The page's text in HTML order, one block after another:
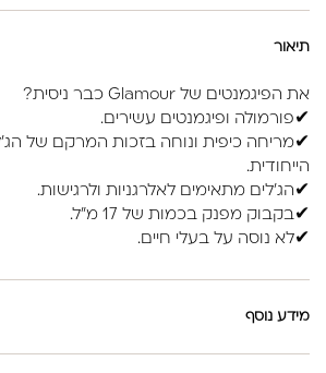
תיאור
את הפיגמנטים של Glamour כבר ניסית?
✔פורמולה ופיגמנטים עשירים.
✔מריחה כיפית ונוחה בזכות המרקם של
הייחודית.
✔הג'לים מתאימים לאלרגניות ולרגישות.
✔בקבוק מפנק בכמות של 17 מ"ל.
✔לא נוסה על בעלי חיים.
מידע נוסף